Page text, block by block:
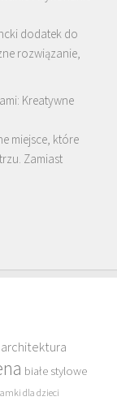
dodatek do
rozwiązanie,
Kreatywne
miejsce, które
Zamiast
architektura
białe stylowe
dla dzieci